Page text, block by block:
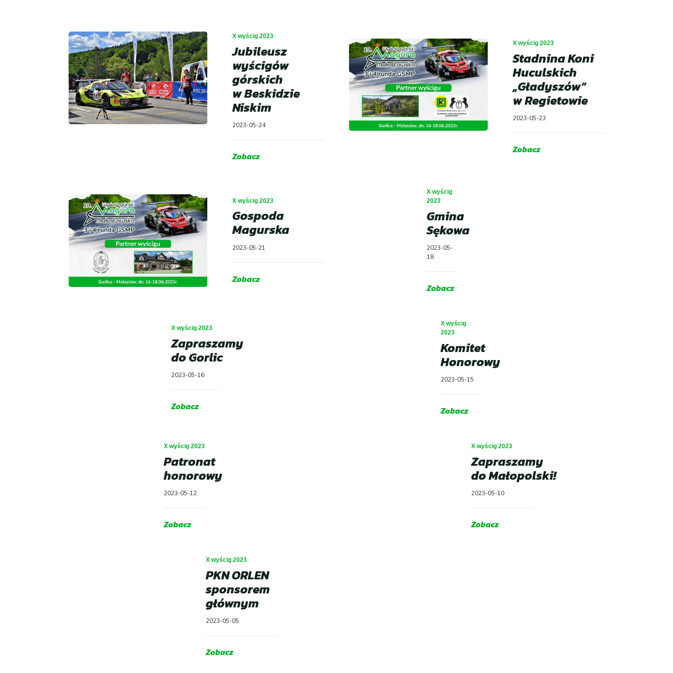
X wyścig 2023
Jubileusz
wyścigów
górskich
w Beskidzie
Niskim
2023-05-24
Zobacz
X wyścig 2023
Stadnina Koni
Huculskich
„Gładyszów”
w Regietowie
2023-05-23
Zobacz
X wyścig 2023
Gospoda
Magurska
2023-05-21
Zobacz
X wyścig
2023
Gmina
Sękowa
2023-05-
18
Zobacz
X wyścig 2023
Zapraszamy
do Gorlic
2023-05-16
Zobacz
X wyścig
2023
Komitet
Honorowy
2023-05-15
Zobacz
X wyścig 2023
Patronat
honorowy
2023-05-12
Zobacz
X wyścig 2023
Zapraszamy
do Małopolski!
2023-05-10
Zobacz
X wyścig 2023
PKN ORLEN
sponsorem
głównym
2023-05-05
Zobacz